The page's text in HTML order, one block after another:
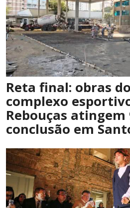
Reta final: obras
complexo
Rebouças atingem
conclusão em